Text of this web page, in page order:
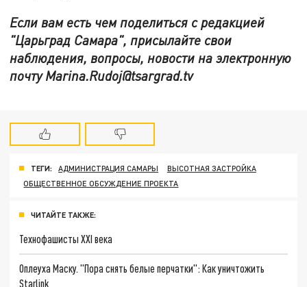
Если вам есть чем поделиться с редакцией
"Царьград Самара", присылайте свои
наблюдения, вопросы, новости на электронную
почту Marina.Rudoj@tsargrad.tv
ТЕГИ: АДМИНИСТРАЦИЯ САМАРЫ
ВЫСОТНАЯ ЗАСТРОЙКА
ОБЩЕСТВЕННОЕ ОБСУЖДЕНИЕ ПРОЕКТА
ЧИТАЙТЕ ТАКЖЕ:
Технофашисты XXI века
Оплеуха Маску. "Пора снять белые перчатки": Как уничтожить
Starlink